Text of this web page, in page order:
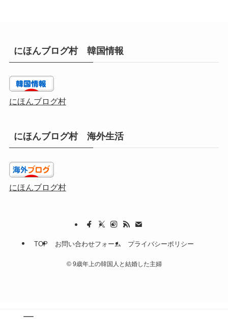
にほんブログ村 韓国情報
にほんブログ村
にほんブログ村 海外生活
にほんブログ村
TOP お問い合わせフォーム プライバシーポリシー
©9歳年上の韓国人と結婚した主婦